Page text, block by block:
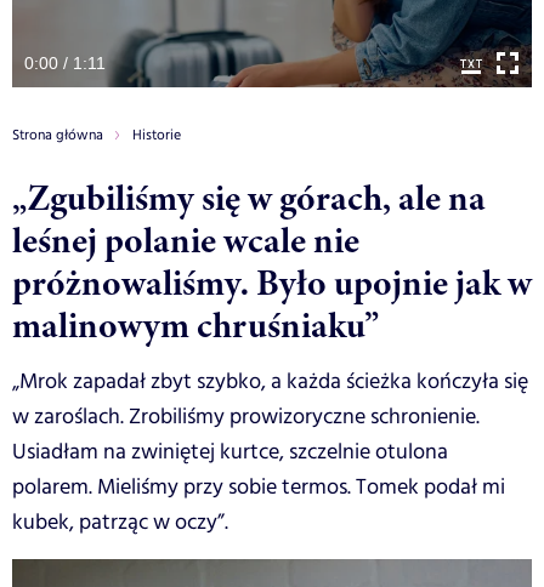
0:00 / 1:11
Strona główna Historie
„Zgubiliśmy się w górach, ale na
leśnej polanie wcale nie
próżnowaliśmy. Było upojnie jak w
malinowym chruśniaku”
„Mrok zapadał zbyt szybko, a każda ścieżka kończyła się
w zaroślach. Zrobiliśmy prowizoryczne schronienie.
Usiadłam na zwiniętej kurtce, szczelnie otulona
polarem. Mieliśmy przy sobie termos. Tomek podał mi
kubek, patrząc w oczy”.